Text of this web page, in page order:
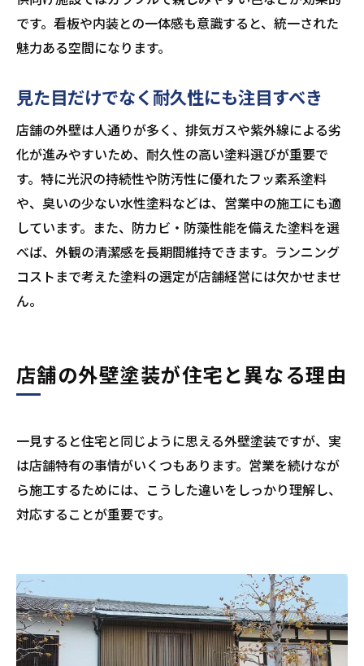
です。看板や内装との一体感も意識すると、統一された
魅力ある空間になります。
見た目だけでなく耐久性にも注目すべき
店舗の外壁は人通りが多く、排気ガスや紫外線による劣
化が進みやすいため、耐久性の高い塗料選びが重要で
す。特に光沢の持続性や防汚性に優れたフッ素系塗料
や、臭いの少ない水性塗料などは、営業中の施工にも適
しています。また、防カビ・防藻性能を備えた塗料を選
べば、外観の清潔感を長期間維持できます。ランニング
コストまで考えた塗料の選定が店舗経営には欠かせませ
ん。
店舗の外壁塗装が住宅と異なる理由
一見すると住宅と同じように思える外壁塗装ですが、実
は店舗特有の事情がいくつもあります。営業を続けなが
ら施工するためには、こうした違いをしっかり理解し、
対応することが重要です。